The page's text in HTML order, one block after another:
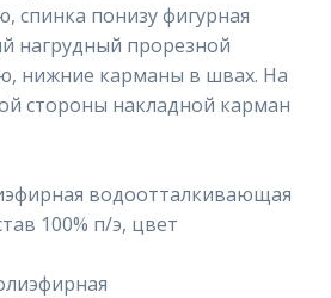
спинка понизу фигурная
нагрудный прорезной
нижние карманы в швах. На
стороны накладной карман
водоотталкивающая
100% п/э, цвет